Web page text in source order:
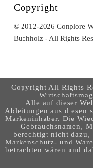
Copyright
© 2012-2026 Conplore
Buchholz - All Rights
Copyright All Rights
Alle auf dieser
Ableitungen aus diesen
Markeninhaber. Die
Gebrauchsnamen,
berechtigt nicht dazu,
Markenschutz- und
betrachten wären und